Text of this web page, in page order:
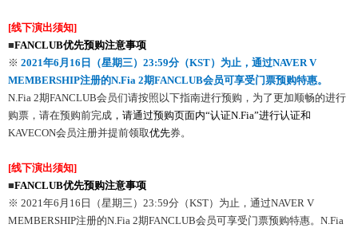
[线下演出须知]
■FANCLUB优先预购注意事项
※ 2021年6月 16 日（星期三） 23:59分（KST）为止，通过NAVER V
MEMBERSHIP注册的N.Fia 2期FANCLUB会员可享受门票预购特惠。
N.Fia 2期FANCLUB会员们请按照以下指南进行预购，为了更加顺畅的进行
购票，请在预购前完成 ，请通过预购页面内“认证N.Fia”进行认证和
KAVECON会员注册并提前领取优先券。
[线下演出须知]
■FANCLUB优先预购注意事项
※ 2021年6月16日（星期三）23:59分（KST）为止，通过NAVER V
MEMBERSHIP注册的N.Fia 2期FANCLUB会员可享受门票预购特惠。N.Fia